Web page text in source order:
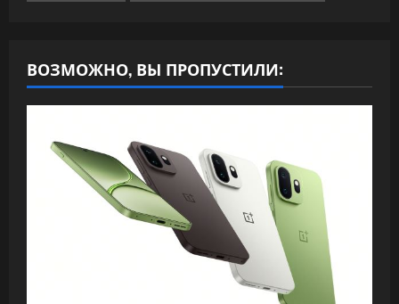
ВОЗМОЖНО, ВЫ ПРОПУСТИЛИ: